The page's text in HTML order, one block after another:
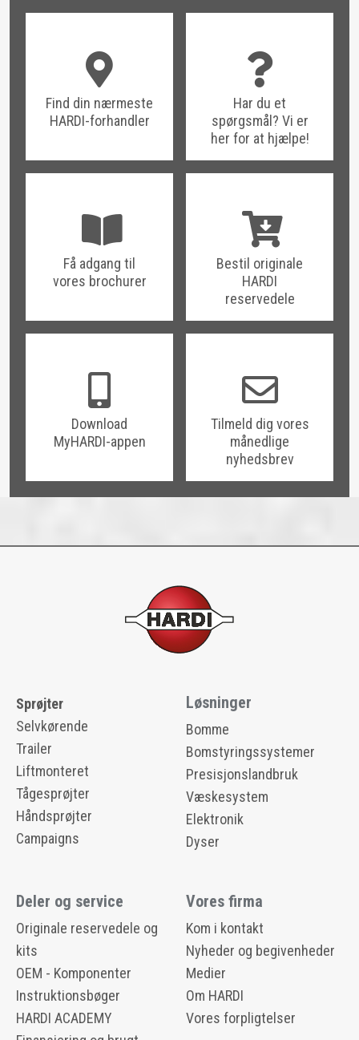
Find din nærmeste
HARDI-forhandler
Har du et
spørgsmål? Vi er
her for at hjælpe!
Få adgang til
vores brochurer
Bestil originale
HARDI
reservedele
Download
MyHARDI-appen
Tilmeld dig vores
månedlige
nyhedsbrev
Sprøjter
Selvkørende
Trailer
Liftmonteret
Tågesprøjter
Håndsprøjter
Campaigns
Løsninger
Bomme
Bomstyringssystemer
Presisjonslandbruk
Væskesystem
Elektronik
Dyser
Deler og service
Originale reservedele og
kits
OEM - Komponenter
Instruktionsbøger
HARDI ACADEMY
Vores firma
Kom i kontakt
Nyheder og begivenheder
Medier
Om HARDI
Vores forpligtelser